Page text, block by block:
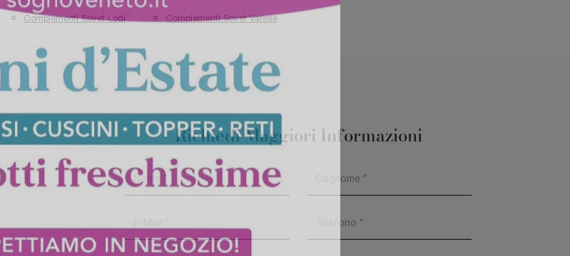
Complementi Sovet Lodi Complementi Sovet Varese
Richiedi Maggiori Informazioni